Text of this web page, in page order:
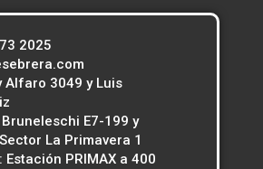
2025
Alfaro 3049 y Luis
Bruneleschi E7-199 y
La Primavera 1
Estación PRIMAX a 400